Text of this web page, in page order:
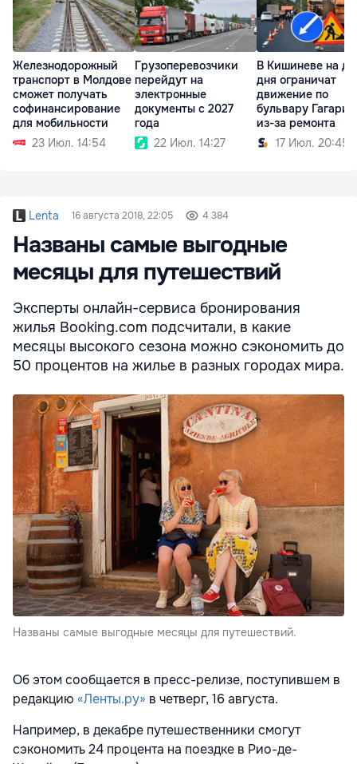
Железнодорожный
транспорт в Молдове
сможет получать
софинансирование
для мобильности
23 Июл. 14:54
Грузоперевозчики
перейдут на
электронные
документы с 2027
года
22 Июл. 14:27
В Кишиневе на
дня ограничат
движение по
бульвару
из-за ремонта
17 Июл. 20:45
Lenta 16 августа 2018, 22:05 4 384
Названы самые выгодные
месяцы для путешествий
Эксперты онлайн-сервиса бронирования
жилья Booking.com подсчитали, в какие
месяцы высокого сезона можно сэкономить до
50 процентов на жилье в разных городах мира.
Названы самые выгодные месяцы для путешествий.
Об этом сообщается в пресс-релизе, поступившем в
редакцию «Ленты.ру» в четверг, 16 августа.
Например, в декабре путешественники смогут
сэкономить 24 процента на поездке в Рио-де-